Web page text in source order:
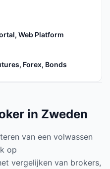
Web Platform
Forex, Bonds
in Zweden
van een volwassen
op
vergelijken van brokers,